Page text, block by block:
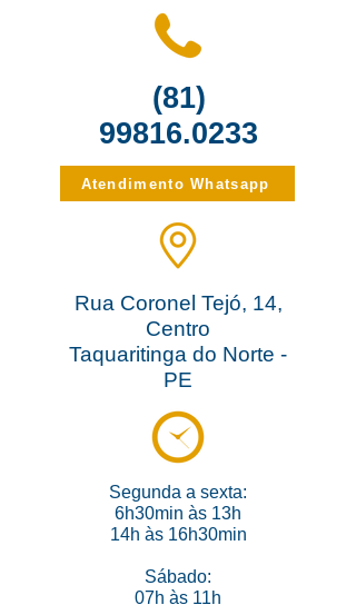
(81)
99816.0233
Atendimento Whatsapp
Rua Coronel Tejó, 14,
Centro
Taquaritinga do Norte -
PE
Segunda a sexta:
6h30min às 13h
14h às 16h30min
Sábado:
07h às 11h